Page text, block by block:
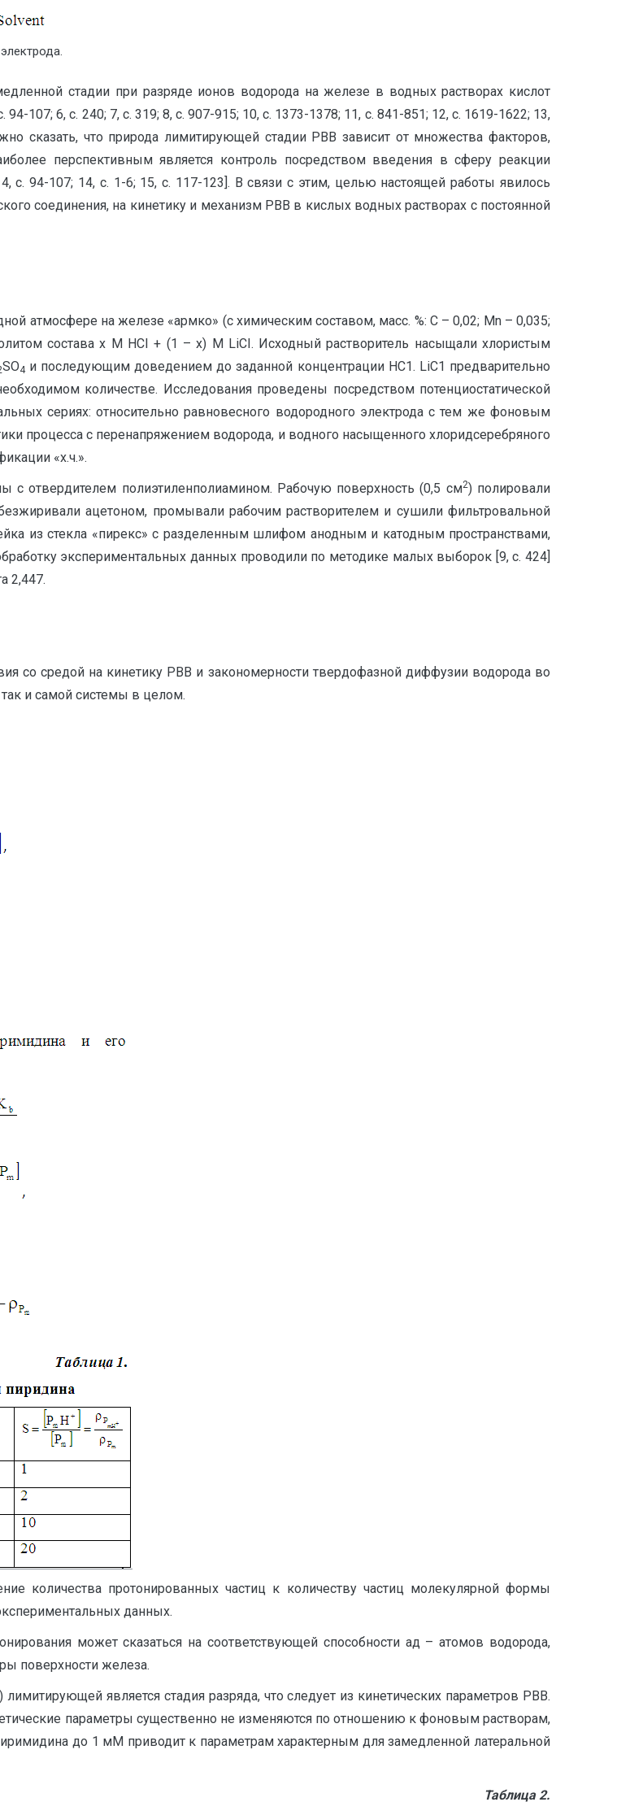
стадии при разряде ионов водорода на железе в водных растворах кислот
107; 6, с. 240; 7, с. 319; 8, с. 907-915; 10, с. 1373-1378; 11, с. 841-851; 12, с. 1619-1622; 13,
сказать, что природа лимитирующей стадии РВВ зависит от множества факторов,
перспективным является контроль посредством введения в сферу реакции
с. 94-107; 14, с. 1-6; 15, с. 117-123]. В связи с этим, целью настоящей работы явилось
соединения, на кинетику и механизм РВВ в кислых водных растворах с постоянной
атмосфере на железе «армко» (с химическим составом, масс. %: C – 0,02; Mn – 0,035;
состава х М HCI + (1 – x) M LiCI. Исходный растворитель насыщали хлористым
SO4 и последующим доведением до заданной концентрации HC1. LiC1 предварительно
количестве. Исследования проведены посредством потенциостатической
сериях: относительно равновесного водородного электрода с тем же фоновым
процесса с перенапряжением водорода, и водного насыщенного хлоридсеребряного
«х.ч.».
отвердителем полиэтиленполиамином. Рабочую поверхность (0,5 см2) полировали
ацетоном, промывали рабочим растворителем и сушили фильтровальной
из стекла «пирекс» с разделенным шлифом анодным и катодным пространствами,
экспериментальных данных проводили по методике малых выборок [9, с. 424]
2,447.
со средой на кинетику РВВ и закономерности твердофазной диффузии водорода во
так и самой системы в целом.
количества протонированных частиц к количеству частиц молекулярной формы
данных.
может сказаться на соответствующей способности ад – атомов водорода,
поверхности железа.
является стадия разряда, что следует из кинетических параметров РВВ.
параметры существенно не изменяются по отношению к фоновым растворам,
до 1 мМ приводит к параметрам характерным для замедленной латеральной
Таблица 2.